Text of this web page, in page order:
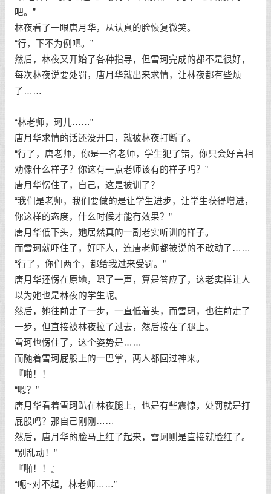
吧。”
林夜看了一眼唐月华，从认真的脸恢复微笑。
“行，下不为例吧。”
然后，林夜又开始了各种指导，但雪珂完成的都不是很好，
每次林夜说要处罚，唐月华就出来求情，让林夜都有些烦
了……
——
“林老师，珂儿……”
唐月华求情的话还没开口，就被林夜打断了。
“行了，唐老师，你是一名老师，学生犯了错，你只会好言相
劝像什么样子？你这有一点老师该有的样子吗？”
唐月华愣住了，自己，这是被训了？
“我们是老师，我们要做的是让学生进步，让学生获得增进，
你这样的态度，什么时候才能有效果？”
唐月华低下头，她居然真的一副老实听训的样子。
而雪珂就吓住了，好吓人，连唐老师都被说的不敢动了……
“行了，你们两个，都给我过来受罚。”
唐月华还愣在原地，嗯了一声，算是答应了，这老实样让人
以为她也是林夜的学生呢。
然后，她往前走了一步，一直低着头，而雪珂，也往前走了
一步，但直接被林夜拉了过去，然后按在了腿上。
雪珂也愣住了，这个姿势是……
而随着雪珂屁股上的一巴掌，两人都回过神来。
『啪！！』
“嗯？”
唐月华看着雪珂趴在林夜腿上，也是有些震惊，处罚就是打
屁股吗？那自己刚刚……
然后，唐月华的脸马上红了起来，雪珂则是直接就脸红了。
“别乱动！”
『啪！！』
“呃~对不起，林老师……”